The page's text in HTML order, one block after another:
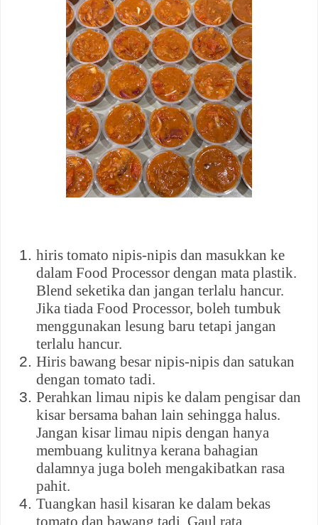
hiris tomato nipis-nipis dan masukkan ke
dalam Food Processor dengan mata plastik.
Blend seketika dan jangan terlalu hancur.
Jika tiada Food Processor, boleh tumbuk
menggunakan lesung baru tetapi jangan
terlalu hancur.
Hiris bawang besar nipis-nipis dan satukan
dengan tomato tadi.
Perahkan limau nipis ke dalam pengisar dan
kisar bersama bahan lain sehingga halus.
Jangan kisar limau nipis dengan hanya
membuang kulitnya kerana bahagian
dalamnya juga boleh mengakibatkan rasa
pahit.
Tuangkan hasil kisaran ke dalam bekas